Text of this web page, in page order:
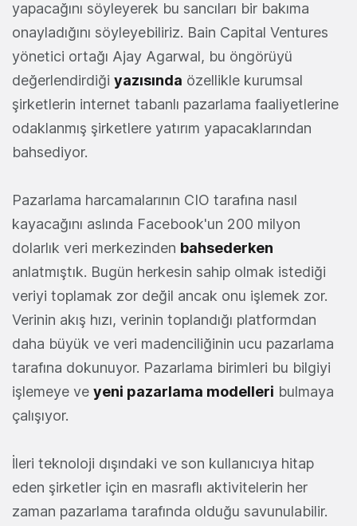
yapacağını söyleyerek bu sancıları bir bakıma
onayladığını söyleyebiliriz. Bain Capital Ventures
yönetici ortağı Ajay Agarwal, bu öngörüyü
değerlendirdiği yazısında özellikle kurumsal
şirketlerin internet tabanlı pazarlama faaliyetlerine
odaklanmış şirketlere yatırım yapacaklarından
bahsediyor.
Pazarlama harcamalarının CIO tarafına nasıl
kayacağını aslında Facebook'un 200 milyon
dolarlık veri merkezinden bahsederken
anlatmıştık. Bugün herkesin sahip olmak istediği
veriyi toplamak zor değil ancak onu işlemek zor.
Verinin akış hızı, verinin toplandığı platformdan
daha büyük ve veri madenciliğinin ucu pazarlama
tarafına dokunuyor. Pazarlama birimleri bu bilgiyi
işlemeye ve yeni pazarlama modelleri bulmaya
çalışıyor.
İleri teknoloji dışındaki ve son kullanıcıya hitap
eden şirketler için en masraflı aktivitelerin her
zaman pazarlama tarafında olduğu savunulabilir.